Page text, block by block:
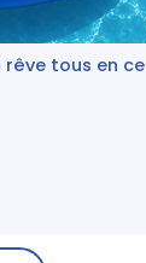
rêve tous en ce